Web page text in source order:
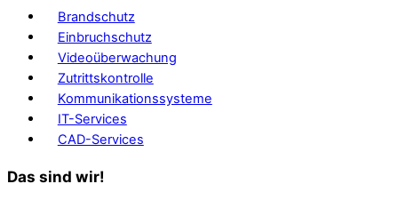
Brandschutz
Einbruchschutz
Videoüberwachung
Zutrittskontrolle
Kommunikationssysteme
IT-Services
CAD-Services
Das sind wir!